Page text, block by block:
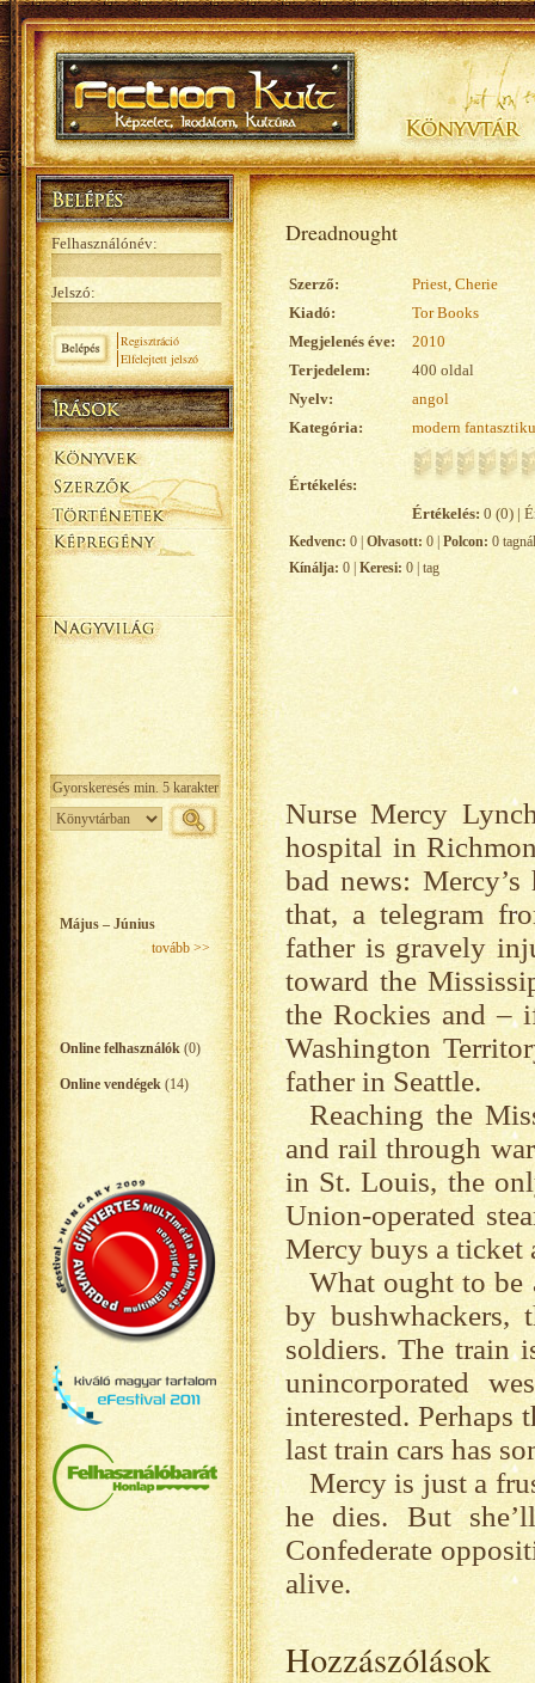
Felhasználónév:
Jelszó:
Regisztráció
Elfelejtett jelszó
Május – Június
tovább >>
Online felhasználók (0)
Online vendégek (14)
Dreadnought
Szerző:
Priest, Cherie
Kiadó:
Tor Books
Megjelenés éve:
2010
Terjedelem:
400 oldal
Nyelv:
angol
Kategória:
modern
Értékelés:
Értékelés: 0 (0) |
Kedvenc: 0 | Olvasott: 0 | Polcon: 0 tagnál
Kínálja: 0 | Keresi: 0 | tag
Nurse Mercy
hospital in
bad news:
that, a telegram
father is gravely
toward the
the Rockies and –
Washington
father in Seattle.
Reaching the
and rail through
in St. Louis, the
Union-operated
Mercy buys a ticket
What ought to be
by bushwhackers,
soldiers. The train
unincorporated
interested. Perhaps
last train cars has
Mercy is just a
he dies. But
Confederate
alive.
Hozzászólások